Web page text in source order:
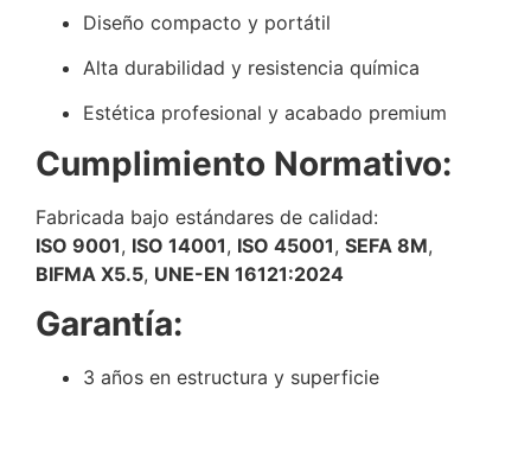
Diseño compacto y portátil
Alta durabilidad y resistencia química
Estética profesional y acabado premium
Cumplimiento Normativo:
Fabricada bajo estándares de calidad:
ISO 9001, ISO 14001, ISO 45001, SEFA 8M,
BIFMA X5.5, UNE-EN 16121:2024
Garantía:
3 años en estructura y superficie